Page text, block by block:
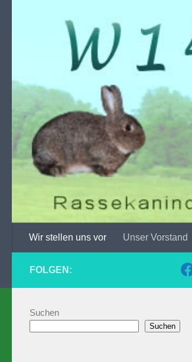
Wir stellen uns vor Unser Vorstand
FOLGEN:
Suchen
Suchen